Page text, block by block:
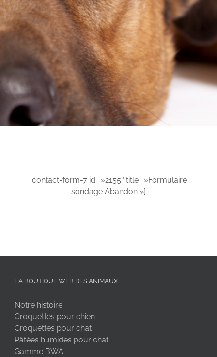
[contact-form-7 id= »2155″ title= »Formulaire
sondage Abandon »]
LA BOUTIQUE WEB DES ANIMAUX
Notre histoire
Croquettes pour chien
Croquettes pour chat
Pâtées humides pour chat
Gamme BWA